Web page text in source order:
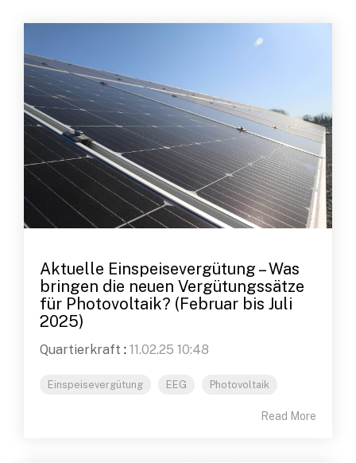
Aktuelle Einspeisevergütung – Was
bringen die neuen Vergütungssätze
für Photovoltaik? (Februar bis Juli
2025)
Quartierkraft : 11.02.25 10:48
Einspeisevergütung EEG Photovoltaik
Read More